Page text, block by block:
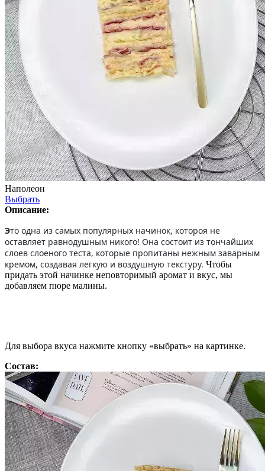
Наполеон
Выбрать
Описание:
Это одна из самых популярных начинок, котороя не
оставляет равнодушным никого! Она состоит из тончайших
слоев слоеного теста, которые пропитаны нежным заварным
кремом, создавая легкую и воздушную текстуру. Чтобы
придать этой начинке неповторимый аромат и вкус, мы
добавляем пюре малины.
Для выбора вкуса нажмите кнопку «выбрать» на картинке.
Состав: